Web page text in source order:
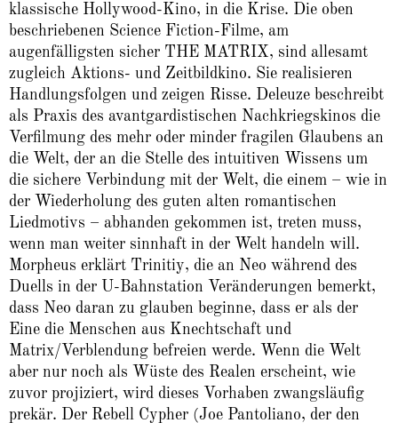
klassische Hollywood-Kino, in die Krise. Die oben
beschriebenen Science Fiction-Filme, am
augenfälligsten sicher THE MATRIX, sind allesamt
zugleich Aktions- und Zeitbildkino. Sie realisieren
Handlungsfolgen und zeigen Risse. Deleuze beschreibt
als Praxis des avantgardistischen Nachkriegskinos die
Verfilmung des mehr oder minder fragilen Glaubens an
die Welt, der an die Stelle des intuitiven Wissens um
die sichere Verbindung mit der Welt, die einem – wie in
der Wiederholung des guten alten romantischen
Liedmotivs – abhanden gekommen ist, treten muss,
wenn man weiter sinnhaft in der Welt handeln will.
Morpheus erklärt Trinitiy, die an Neo während des
Duells in der U-Bahnstation Veränderungen bemerkt,
dass Neo daran zu glauben beginne, dass er als der
Eine die Menschen aus Knechtschaft und
Matrix/Verblendung befreien werde. Wenn die Welt
aber nur noch als Wüste des Realen erscheint, wie
zuvor projiziert, wird dieses Vorhaben zwangsläufig
prekär. Der Rebell Cypher (Joe Pantoliano, der den